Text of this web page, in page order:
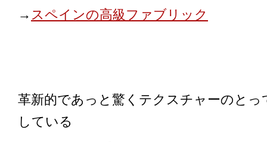
→ スペインの高級ファブリック
革新的であっと驚くテクスチャーのとっ
している